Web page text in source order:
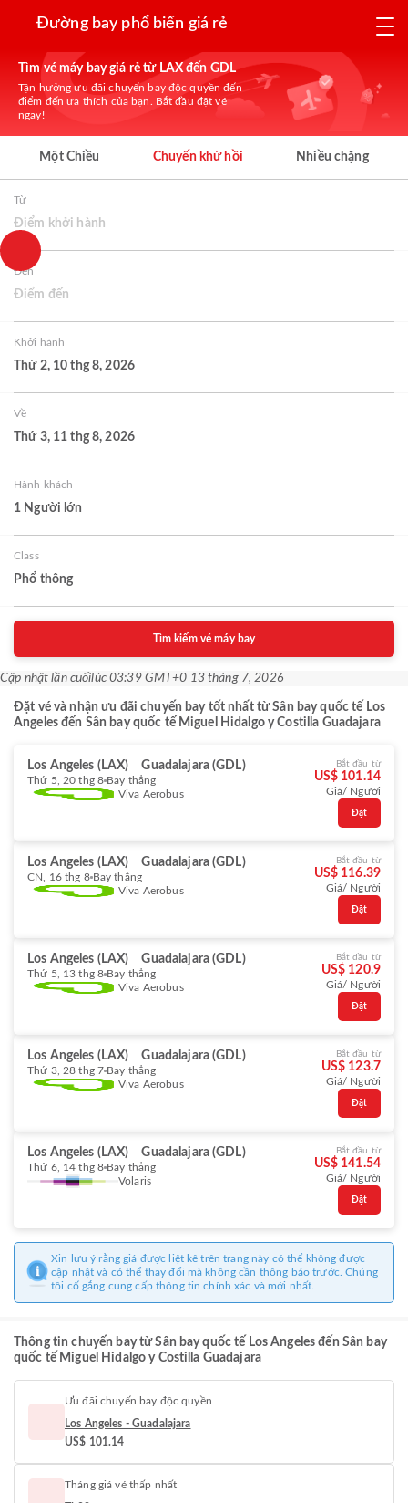
Đường bay phổ biến giá rẻ
Tìm vé máy bay giá rẻ từ LAX đến GDL
Tận hưởng ưu đãi chuyến bay độc quyền đến
điểm đến ưa thích của bạn. Bắt đầu đặt vé
ngay!
Một Chiều Chuyến khứ hồi Nhiều chặng
Từ
Điểm khởi hành
Đến
Điểm đến
Khởi hành
Thứ 2, 10 thg 8, 2026
Về
Thứ 3, 11 thg 8, 2026
Hành khách
1 Người lớn
Class
Phổ thông
Tìm kiếm vé máy bay
Cập nhật lần cuốilúc 03:39 GMT+0 13 tháng 7, 2026
Đặt vé và nhận ưu đãi chuyến bay tốt nhất từ Sân bay quốc tế Los
Angeles đến Sân bay quốc tế Miguel Hidalgo y Costilla Guadajara
Los Angeles (LAX) Guadalajara (GDL)
Thứ 5, 20 thg 8 Bay thẳng
Viva Aerobus
Bắt đầu từ
US$ 101.14
Giá/ Người
Đặt
Los Angeles (LAX) Guadalajara (GDL)
CN, 16 thg 8 Bay thẳng
Viva Aerobus
Bắt đầu từ
US$ 116.39
Giá/ Người
Đặt
Los Angeles (LAX) Guadalajara (GDL)
Thứ 5, 13 thg 8 Bay thẳng
Viva Aerobus
Bắt đầu từ
US$ 120.9
Giá/ Người
Đặt
Los Angeles (LAX) Guadalajara (GDL)
Thứ 3, 28 thg 7 Bay thẳng
Viva Aerobus
Bắt đầu từ
US$ 123.7
Giá/ Người
Đặt
Los Angeles (LAX) Guadalajara (GDL)
Thứ 6, 14 thg 8 Bay thẳng
Volaris
Bắt đầu từ
US$ 141.54
Giá/ Người
Đặt
Xin lưu ý rằng giá được liệt kê trên trang này có thể không được
cập nhật và có thể thay đổi mà không cần thông báo trước. Chúng
tôi cố gắng cung cấp thông tin chính xác và mới nhất.
Thông tin chuyến bay từ Sân bay quốc tế Los Angeles đến Sân bay
quốc tế Miguel Hidalgo y Costilla Guadajara
Ưu đãi chuyến bay độc quyền
Los Angeles - Guadalajara
US$ 101.14
Tháng giá vé thấp nhất